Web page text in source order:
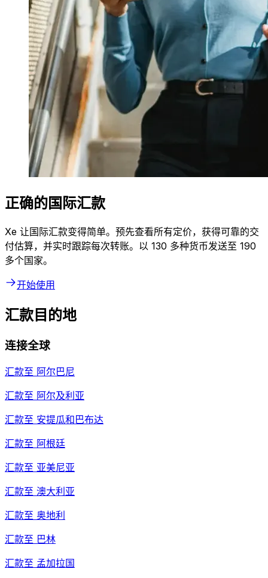
正确的国际汇款
Xe 让国际汇款变得简单。预先查看所有定价，获得可靠的交
付估算，并实时跟踪每次转账。以 130 多种货币发送至 190
多个国家。
开始使用
汇款目的地
连接全球
汇款至 阿尔巴尼
汇款至 阿尔及利亚
汇款至 安提瓜和巴布达
汇款至 阿根廷
汇款至 亚美尼亚
汇款至 澳大利亚
汇款至 奥地利
汇款至 巴林
汇款至 孟加拉国